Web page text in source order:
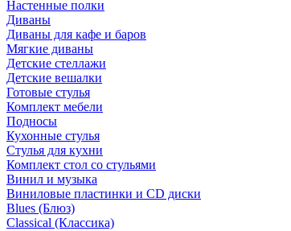
Настенные полки
Диваны
Диваны для кафе и баров
Мягкие диваны
Детские стеллажи
Детские вешалки
Готовые стулья
Комплект мебели
Подносы
Кухонные стулья
Стулья для кухни
Комплект стол со стульями
Винил и музыка
Виниловые пластинки и CD диски
Blues (Блюз)
Classical (Классика)